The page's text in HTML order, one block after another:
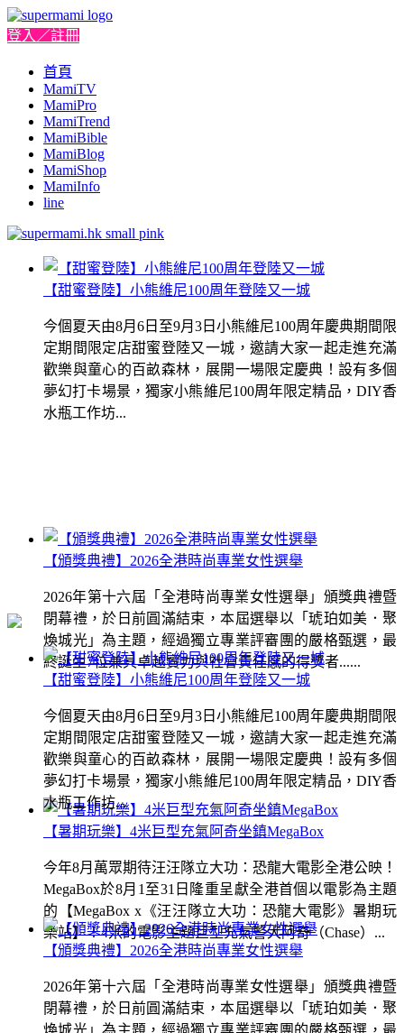
登入／註冊
首頁
MamiTV
MamiPro
MamiTrend
MamiBible
MamiBlog
MamiShop
MamiInfo
line
【甜蜜登陸】小熊維尼100周年登陸又一城
今個夏天由8月6日至9月3日小熊維尼100周年慶典期間限
定期間限定店甜蜜登陸又一城，邀請大家一起走進充滿
歡樂與童心的百畝森林，展開一場限定慶典！設有多個
夢幻打卡場景，獨家小熊維尼100周年限定精品，DIY香
水瓶工作坊...
【頒獎典禮】2026全港時尚專業女性選舉
2026年第十六屆「全港時尚專業女性選舉」頒獎典禮暨
閉幕禮，於日前圓滿結束，本屆選舉以「琥珀如美．聚
煥城光」為主題，經過獨立專業評審團的嚴格甄選，最
終誕生7位兼具卓越實力與社會責任感的得獎者......
【暑期玩樂】4米巨型充氣阿奇坐鎮MegaBox
今年8月萬眾期待汪汪隊立大功：恐龍大電影全港公映！
MegaBox於8月1至31日隆重呈獻全港首個以電影為主題
的【MegaBox x《汪汪隊立大功：恐龍大電影》暑期玩
樂站】！4米的電影主題巨型充氣警犬阿奇（Chase）...
【甜蜜登陸】小熊維尼100周年登陸又一城
今個夏天由8月6日至9月3日小熊維尼100周年慶典期間限
定期間限定店甜蜜登陸又一城，邀請大家一起走進充滿
歡樂與童心的百畝森林，展開一場限定慶典！設有多個
夢幻打卡場景，獨家小熊維尼100周年限定精品，DIY香
水瓶工作坊...
【頒獎典禮】2026全港時尚專業女性選舉
2026年第十六屆「全港時尚專業女性選舉」頒獎典禮暨
閉幕禮，於日前圓滿結束，本屆選舉以「琥珀如美．聚
煥城光」為主題，經過獨立專業評審團的嚴格甄選，最